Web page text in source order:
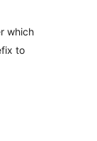
which
to